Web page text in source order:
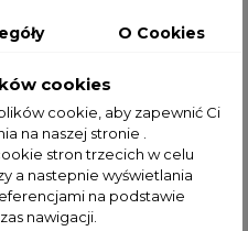
za
O Cookies
cookies
cookie, aby zapewnić Ci
na naszej stronie .
stron trzecich w celu
a nastepnie wyświetlania
na podstawie
nawigacji.